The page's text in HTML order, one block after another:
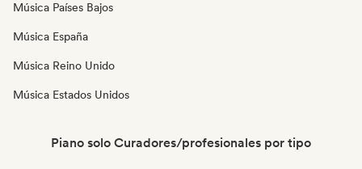
Música Países Bajos
Música España
Música Reino Unido
Música Estados Unidos
Piano solo Curadores/profesionales por tipo